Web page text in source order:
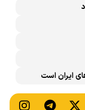
ایران است